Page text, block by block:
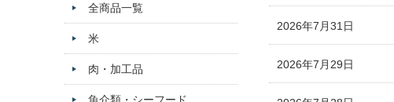
2026年7月31日
2026年7月29日
全商品一覧
米
肉・加工品
魚介類・シーフード